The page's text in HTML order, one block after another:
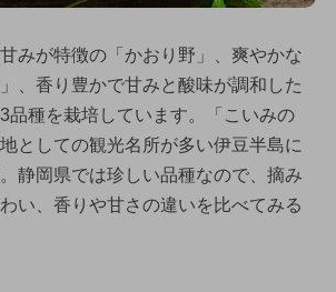
みが特徴の「かおり野」、爽やかな
、香り豊かで甘みと酸味が調和した
3品種を栽培しています。「こいみの
としての観光名所が多い伊豆半島に
静岡県では珍しい品種なので、摘み
い、香りや甘さの違いを比べてみる